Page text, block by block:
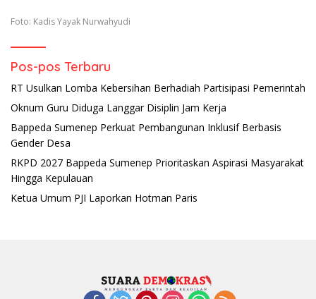
Foto: Kadis Yayak Nurwahyudi
Pos-pos Terbaru
RT Usulkan Lomba Kebersihan Berhadiah Partisipasi Pemerintah
Oknum Guru Diduga Langgar Disiplin Jam Kerja
Bappeda Sumenep Perkuat Pembangunan Inklusif Berbasis
Gender Desa
RKPD 2027 Bappeda Sumenep Prioritaskan Aspirasi Masyarakat
Hingga Kepulauan
Ketua Umum PJI Laporkan Hotman Paris